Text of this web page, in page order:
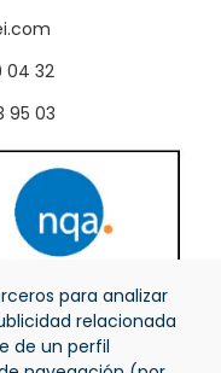
04 32
95 03
para analizar
relacionada
de un perfil